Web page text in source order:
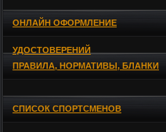
ОНЛАЙН ОФОРМЛЕНИЕ
УДОСТОВЕРЕНИЙ
ПРАВИЛА, НОРМАТИВЫ, БЛАНКИ
СПИСОК СПОРТСМЕНОВ